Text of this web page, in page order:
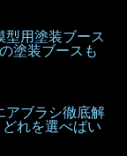
型用塗装ブース
塗装ブースも
アブラシ徹底解
れを選べばい